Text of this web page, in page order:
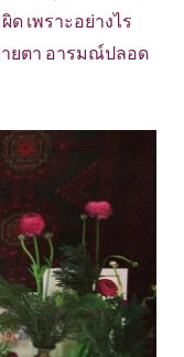
ด เพราะอย่างไร
ยตา อารมณ์ปลอด